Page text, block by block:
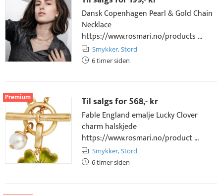
Dansk Copenhagen Pearl & Gold Chain
Necklace
https://www.rosmari.no/products ...
Smykker,Stord
6 timer siden
Premium Til salgs for568,- kr
Fable England emalje Lucky Clover
charm halskjede
https://www.rosmari.no/product ...
Smykker,Stord
6 timer siden